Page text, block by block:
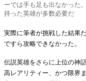
ーでは手も足も出なかった
持った英雄が多数必要だ
実際に筆者が挑戦した結果
ですら攻略できなかった。
伝説英雄をさらに上位の神
高レアリティー、かつ限界